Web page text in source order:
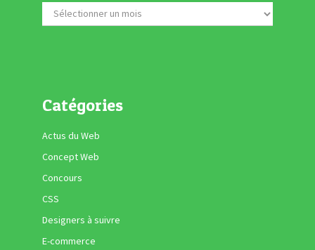
Catégories
Actus du Web
Concept Web
Concours
CSS
Designers à suivre
E-commerce